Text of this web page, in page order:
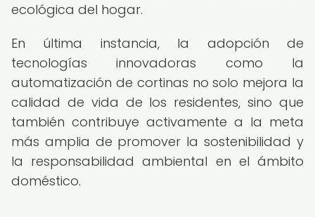
ecológica del hogar.
En última instancia, la adopción de
tecnologías innovadoras como la
automatización de cortinas no solo mejora la
calidad de vida de los residentes, sino que
también contribuye activamente a la meta
más amplia de promover la sostenibilidad y
la responsabilidad ambiental en el ámbito
doméstico.